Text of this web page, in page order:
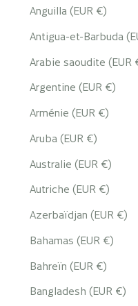
Anguilla (EUR €)
Antigua-et-Barbuda
Arabie saoudite (EUR
Argentine (EUR €)
Arménie (EUR €)
Aruba (EUR €)
Australie (EUR €)
Autriche (EUR €)
Azerbaïdjan (EUR €)
Bahamas (EUR €)
Bahreïn (EUR €)
Bangladesh (EUR €)